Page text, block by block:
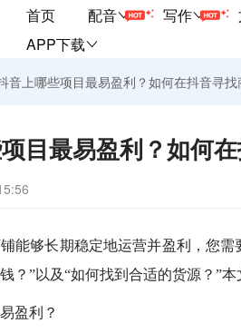
首页 配音 写作
APP下载
音上哪些项目最易盈利？如何在抖音寻
目最易盈利？如何
能够长期稳定地运营并盈利，您
？”以及“如何找到合适的货源？”
盈利？